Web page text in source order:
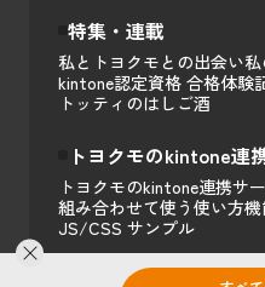
特集・連載
私とトヨクモとの出会い
kintone認定資格 合格体験
トッティのはしご酒
トヨクモのkintone連
トヨクモのkintone連携サ
組み合わせて使う 使い方
JS/CSS サンプル